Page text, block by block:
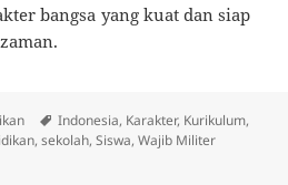
bangsa yang kuat dan siap
Tags
Indonesia, Karakter, Kurikulum,
,sekolah,Siswa,Wajib Militer
Murid Indonesia Mengikuti Wajib Militer,